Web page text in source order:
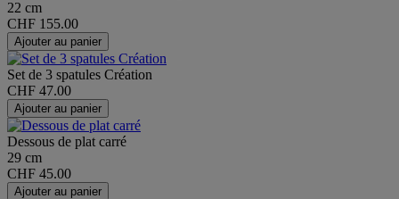
22 cm
CHF 155.00
Ajouter au panier
Set de 3 spatules Création
CHF 47.00
Ajouter au panier
Dessous de plat carré
29 cm
CHF 45.00
Ajouter au panier